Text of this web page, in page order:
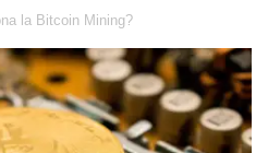
la Bitcoin Mining?